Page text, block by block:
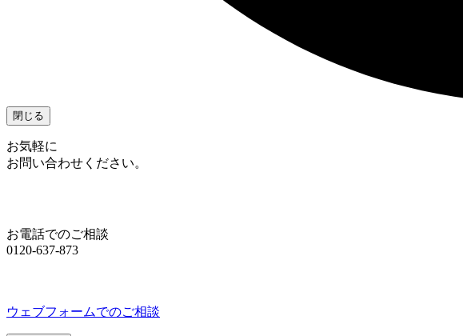
閉じる
お気軽に
お問い合わせください。
お電話でのご相談
0120-637-873
ウェブフォームでのご相談